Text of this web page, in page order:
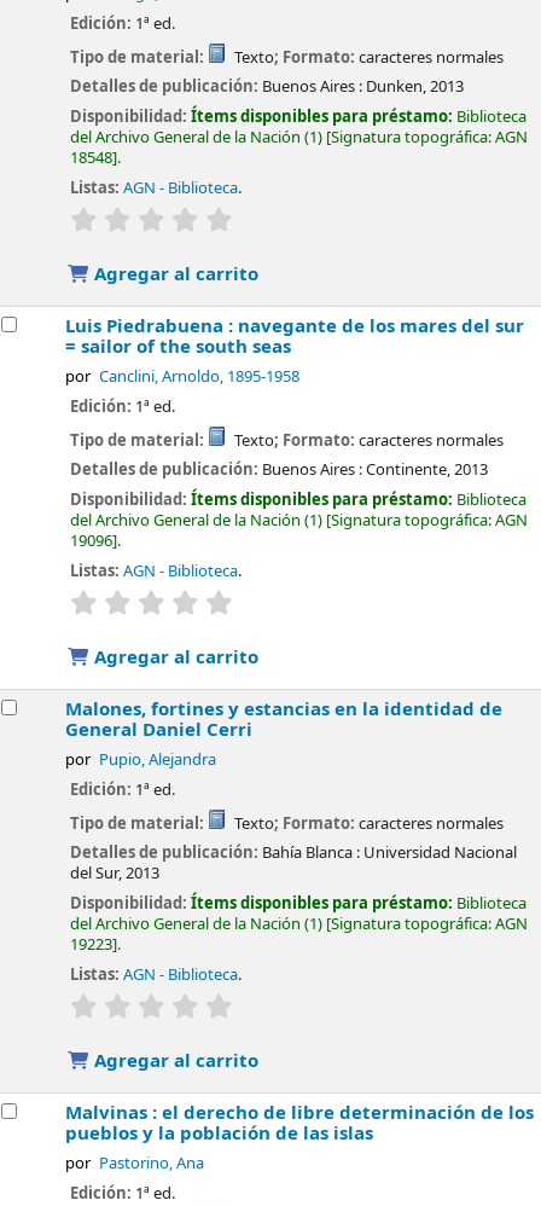
Edición: 1ª ed.
Tipo de material:
Texto; Formato: caracteres normales
Detalles de publicación: Buenos Aires : Dunken,2013
Disponibilidad:Ítems disponibles para préstamo: Biblioteca
del Archivo General de la Nación (1) Signatura topográfica:AGN
18548 .
Listas: AGN - Biblioteca.
valoración
Agregar al carrito
Luis Piedrabuena : navegante de los mares del sur
= sailor of the south seas
por Canclini, Arnoldo, 1895-1958
Edición: 1ª ed.
Tipo de material:
Texto; Formato: caracteres normales
Detalles de publicación: Buenos Aires :Continente,2013
Disponibilidad:Ítems disponibles para préstamo: Biblioteca
del Archivo General de la Nación (1) Signatura topográfica:AGN
19096 .
Listas: AGN - Biblioteca.
valoración
Agregar al carrito
Malones, fortines y estancias en la identidad de
General Daniel Cerri
por Pupio, Alejandra
Edición: 1ª ed.
Tipo de material:
Texto; Formato: caracteres normales
Detalles de publicación: Bahía Blanca : Universidad Nacional
del Sur,2013
Disponibilidad:Ítems disponibles para préstamo: Biblioteca
del Archivo General de la Nación (1) Signatura topográfica:AGN
19223 .
Listas: AGN - Biblioteca.
valoración
Agregar al carrito
Malvinas : el derecho de libre determinación de los
pueblos y la población de las islas
por Pastorino, Ana
Edición: 1ª ed.